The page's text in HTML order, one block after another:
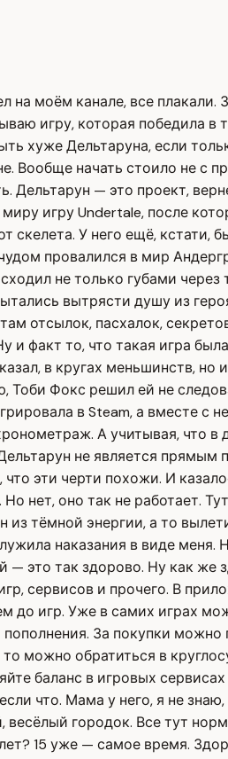
на моём канале, все
игру, которая победила
хуже Дельтаруна, если
Вообще начать стоило не
Дельтарун — это проект,
игру Undertale, после
скелета. У него ещё,
провалился в мир
не только губами
вытрясти душу из
отсылок, пасхалок,
и факт то, что такая игра
в кругах меньшинств,
Тоби Фокс решил ей не
в Steam, а вместе
А учитывая, что
не является
что эти черти похожи. И
нет, оно так не работает.
из тёмной энергии, а то
наказания в виде
— это так здорово. Ну как
сервисов и прочего. В
до игр. Уже в самих играх
За покупки
можно обратиться в
баланс в игровых
что. Мама у него, я не
городок. Все тут
15 уже — самое время.